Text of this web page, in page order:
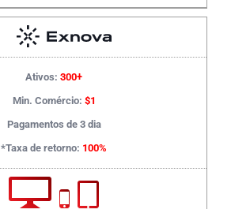
Ativos: 300+
Min. Comércio: $1
Pagamentos de 3 dia
*Taxa de retorno: 100%